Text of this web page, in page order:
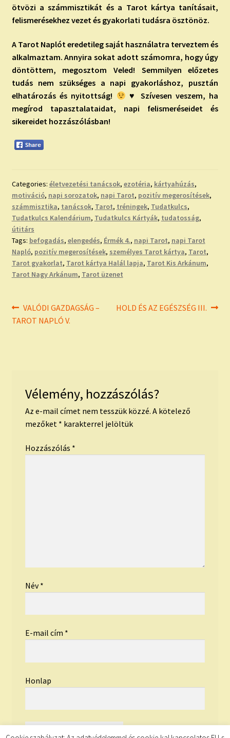
ötvözi a számmisztikát és a Tarot kártya tanításait,
felismerésekhez vezet és gyakorlati tudásra ösztönöz.
A Tarot Naplót eredetileg saját használatra terveztem és
alkalmaztam. Annyira sokat adott számomra, hogy úgy
döntöttem, megosztom Veled! Semmilyen előzetes
tudás nem szükséges a napi gyakorláshoz, pusztán
elhatározás és nyitottság!
♥ Szívesen veszem, ha
megírod tapasztalataidat, napi felismeréseidet és
sikereidet hozzászólásban!
Categories: életvezetési tanácsok, ezotéria, kártyahúzás,
motiváció, napi sorozatok, napi Tarot, pozitív megerosítések,
számmisztika, tanácsok, Tarot, tréningek, Tudatkulcs,
Tudatkulcs Kalendárium, Tudatkulcs Kártyák, tudatosság,
útitárs
Tags: befogadás, elengedés, Érmék 4., napi Tarot, napi Tarot
Napló, pozitív megerosítések, személyes Tarot kártya, Tarot,
Tarot gyakorlat, Tarot kártya Halál lapja, Tarot Kis Arkánum,
Tarot Nagy Arkánum, Tarot üzenet
Bejegyzés
navigáció
Previous
post:
VALÓDI GAZDAGSÁG –
TAROT NAPLÓ V.
Next
HOLD ÉS AZ EGÉSZSÉG III.
Vélemény, hozzászólás?
Az e-mail címet nem tesszük közzé. A kötelező
mezőket * karakterrel jelöltük
Hozzászólás *
Név*
E-mail cím *
Honlap